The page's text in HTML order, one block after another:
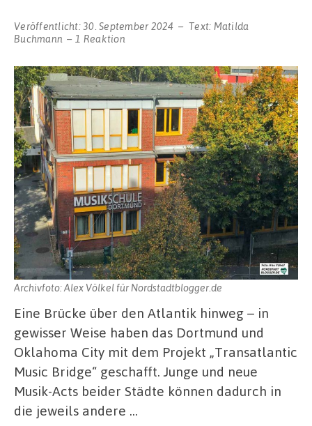
Veröffentlicht:30. September 2024 Text: Matilda
Buchmann
1 Reaktion
Archivfoto: Alex Völkel für Nordstadtblogger.de
Eine Brücke über den Atlantik hinweg – in
gewisser Weise haben das Dortmund und
Oklahoma City mit dem Projekt „Transatlantic
Music Bridge“ geschafft. Junge und neue
Musik-Acts beider Städte können dadurch in
die jeweils andere …